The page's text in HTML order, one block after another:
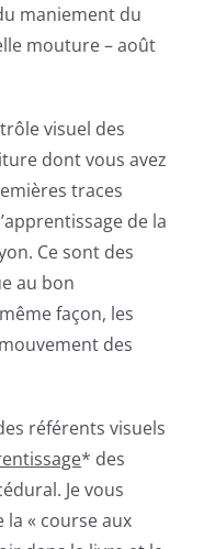
maniement du
mouture – août
visuel des
dont vous avez
traces
de la
Ce sont des
au bon
façon, les
des
référents visuels
* des
Je vous
« course aux